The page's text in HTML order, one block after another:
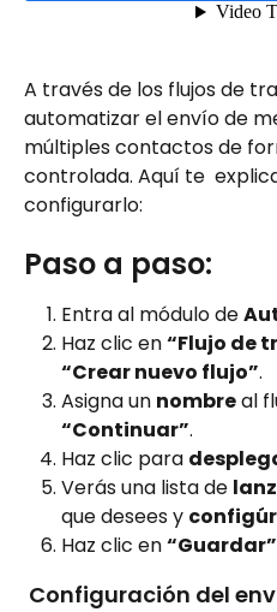
A través de los flujos de
automatizar el envío de
múltiples contactos de
controlada. Aquí te
configurarlo:
Paso a paso:
Entra al módulo de
Haz clic en “Flujo de
“Crear nuevo flujo”.
Asigna un nombre al
“Continuar”.
Haz clic para
Verás una lista de
que desees y
Haz clic en “Guardar”
Configuración del